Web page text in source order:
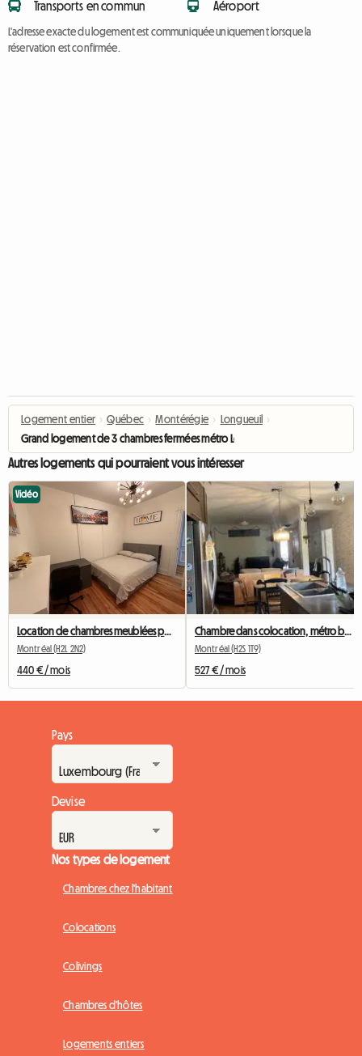
Transports en commun Aéroport
L'adresse exacte du logement est communiquée uniquement lorsque la
réservation est confirmée.
Logement entier › Québec › Montérégie › Longueuil ›
Grand logement de 3 chambres fermées métro Longueuil
Autres logements qui pourraient vous intéresser
Vidéo
Location de chambres meublées pour étudiants à Montréal
Montréal (H2L 2N2)
440 € / mois
Chambre dans colocation, métro beubien
Montréal (H2S 1T9)
527 € / mois
Pays
Devise
Nos types de logement
Chambres chez l'habitant
Colocations
Colivings
Chambres d'hôtes
Logements entiers